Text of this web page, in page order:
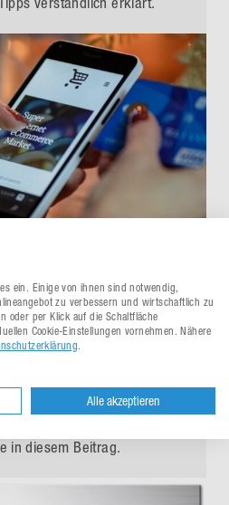
Einen eigenen Online-
in diesem Beitrag.
ein. Einige von ihnen sind notwendig,
zu verbessern und wirtschaftlich zu
oder per Klick auf die Schaltfläche
Cookie-Einstellungen vornehmen. Nähere
.
Alle akzeptieren